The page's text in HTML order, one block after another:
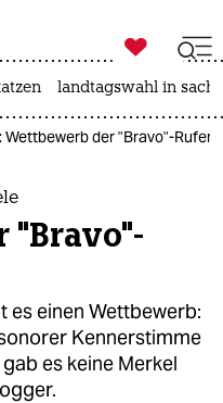

taz zahl ich
landtagswahl in
der "Bravo"-Rufer
"Bravo"-
es einen Wettbewerb:
Kennerstimme
es keine Merkel